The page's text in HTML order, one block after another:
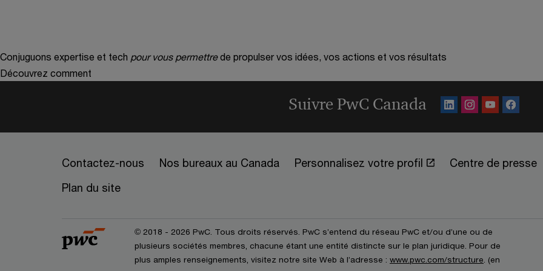
Conjuguons expertise et tech pour vous permettre de propulser vos idées, vos actions et vos résultats
Découvrez comment
Suivre PwC Canada
Contactez-nous Nos bureaux au Canada Personnalisez votre profil Centre de presse
Plan du site
© 2018 - 2026 PwC. Tous droits réservés. PwC s’entend du réseau PwC et/ou d’une ou de
plusieurs sociétés membres, chacune étant une entité distincte sur le plan juridique. Pour de
plus amples renseignements, visitez notre site Web à l’adresse : www.pwc.com/structure . (en